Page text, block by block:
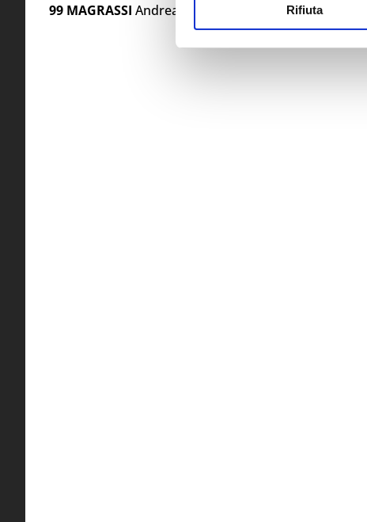
Rifiuta
99 MAGRASSI Andrea